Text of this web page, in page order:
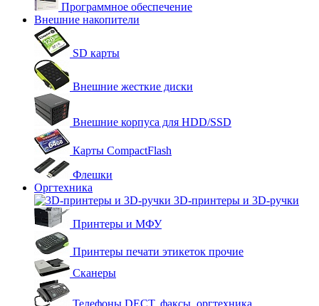
Программное обеспечение
Внешние накопители
SD карты
Внешние жесткие диски
Внешние корпуса для HDD/SSD
Карты CompactFlash
Флешки
Оргтехника
3D-принтеры и 3D-ручки
Принтеры и МФУ
Принтеры печати этикеток прочие
Сканеры
Телефоны DECT, факсы, оргтехника